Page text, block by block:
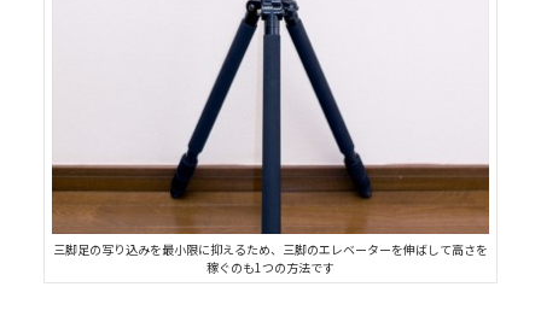
三脚足の写り込みを最小限に抑えるため、三脚のエレベーターを伸ばして高さを
稼ぐのも1つの方法です